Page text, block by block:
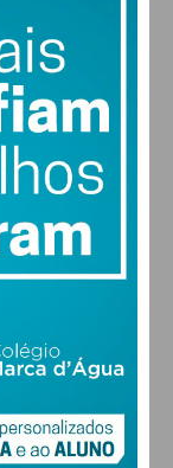
48% humidade
vento: 2m/s O
27 • MIN 27
29 °
DE